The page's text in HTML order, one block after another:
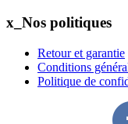
x_Nos politiques
Retour et garantie
Conditions
Politique de